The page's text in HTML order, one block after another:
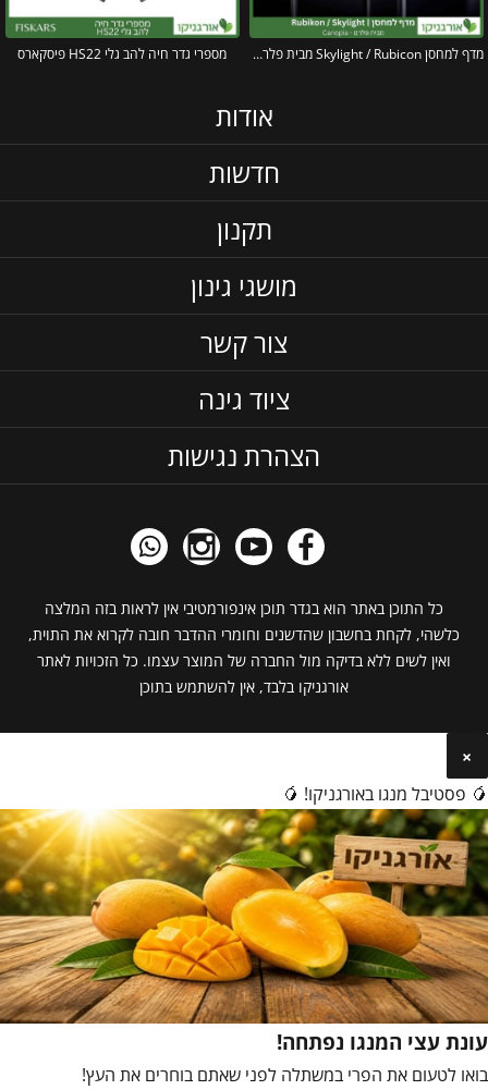
מדף למחסן Skylight / Rubicon מבית פלרם – קנופיה מספרי גדר חיה להב גלי HS22 פיסקארס
אודות
חדשות
תקנון
מושגי גינון
צור קשר
ציוד גינה
הצהרת נגישות
כל התוכן באתר הוא בגדר תוכן אינפורמטיבי אין לראות בזה המלצה
כלשהי, לקחת בחשבון שהדשנים וחומרי ההדבר חובה לקרוא את התוית,
ואין לשים ללא בדיקה מול החברה של המוצר עצמו. כל הזכויות לאתר
אורגניקו בלבד, אין להשתמש בתוכן
×
🥭 פסטיבל מנגו באורגניקו! 🥭
עונת עצי המנגו נפתחה!
בואו לטעום את הפרי במשתלה לפני שאתם בוחרים את העץ!